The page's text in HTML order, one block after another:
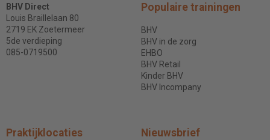
BHV Direct
Louis Braillelaan 80
2719 EK Zoetermeer
5de verdieping
085-0719500
Populaire trainingen
BHV
BHV in de zorg
EHBO
BHV Retail
Kinder BHV
BHV Incompany
Praktijklocaties Nieuwsbrief